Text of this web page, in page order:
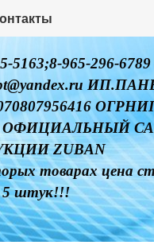
5163;8-965-296-6789
ОФИЦИАЛЬНЫЙ
ZUBAN
товарах цена
5 штук!!!